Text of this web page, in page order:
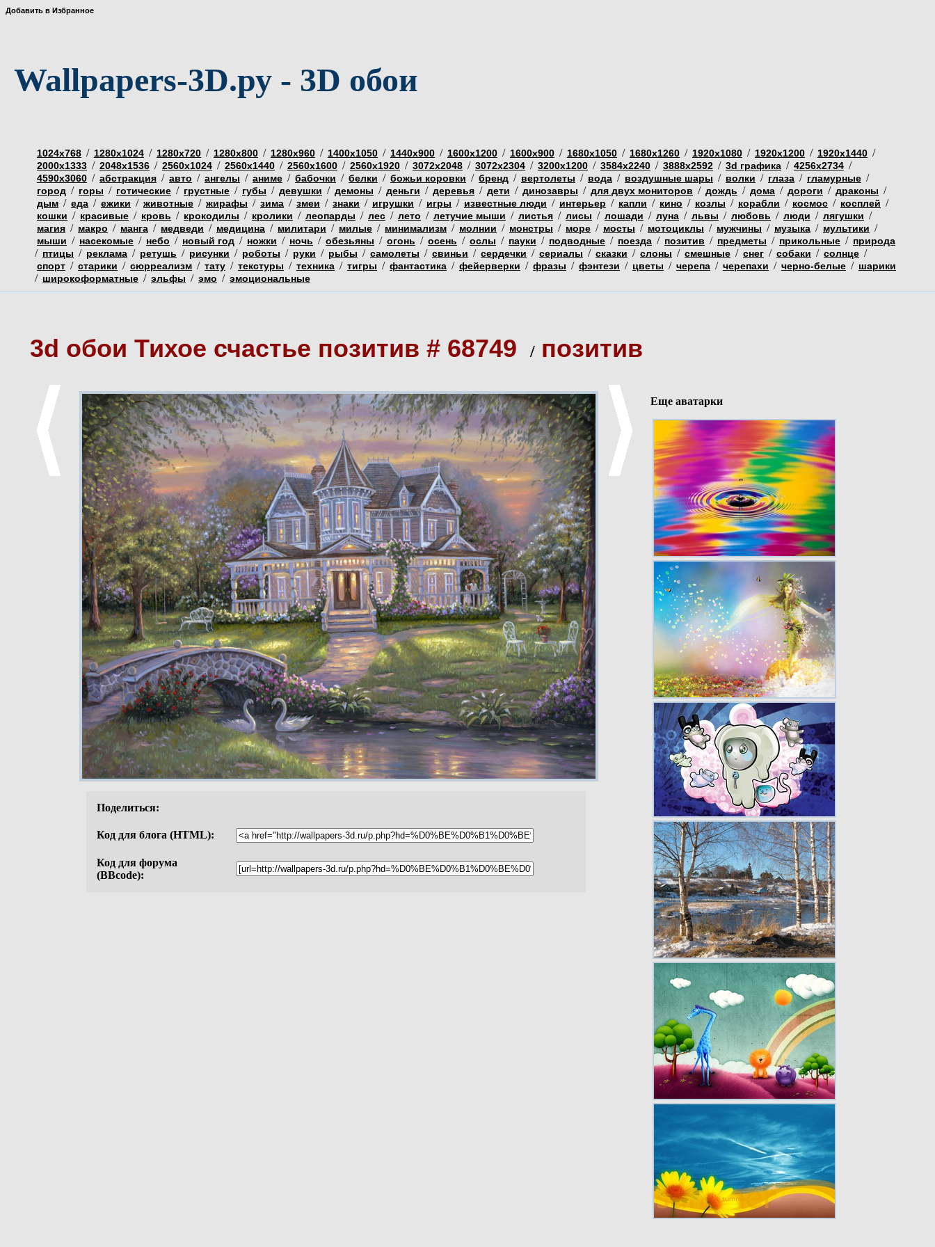
Добавить в Избранное
Wallpapers-3D.ру - 3D обои
1024х768 / 1280х1024 / 1280х720 / 1280х800 / 1280х960 / 1400х1050 / 1440х900 / 1600х1200 / 1600х900 / 1680х1050 / 1680х1260 / 1920х1080 / 1920х1200 / 1920х1440 /
2000х1333 / 2048х1536 / 2560х1024 / 2560х1440 / 2560х1600 / 2560х1920 / 3072х2048 / 3072х2304 / 3200х1200 / 3584х2240 / 3888х2592 / 3d графика / 4256х2734 /
4590х3060 / абстракция / авто / ангелы / аниме / бабочки / белки / божьи коровки / бренд / вертолеты / вода / воздушные шары / волки / глаза / гламурные /
город / горы / готические / грустные / губы / девушки / демоны / деньги / деревья / дети / динозавры / для двух мониторов / дождь / дома / дороги / драконы /
дым / еда / ежики / животные / жирафы / зима / змеи / знаки / игрушки / игры / известные люди / интерьер / капли / кино / козлы / корабли / космос / косплей /
кошки / красивые / кровь / крокодилы / кролики / леопарды / лес / лето / летучие мыши / листья / лисы / лошади / луна / львы / любовь / люди / лягушки /
магия / макро / манга / медведи / медицина / милитари / милые / минимализм / молнии / монстры / море / мосты / мотоциклы / мужчины / музыка / мультики /
мыши / насекомые / небо / новый год / ножки / ночь / обезьяны / огонь / осень / ослы / пауки / подводные / поезда / позитив / предметы / прикольные / природа
/ птицы / реклама / ретушь / рисунки / роботы / руки / рыбы / самолеты / свиньи / сердечки / сериалы / сказки / слоны / смешные / снег / собаки / солнце /
спорт / старики / сюрреализм / тату / текстуры / техника / тигры / фантастика / фейерверки / фразы / фэнтези / цветы / черепа / черепахи / черно-белые / шарики
/ широкоформатные / эльфы / эмо / эмоциональные
3d обои Тихое счастье позитив # 68749 / позитив
Поделиться:
Код для блога (HTML):
Код для форума
(BBcode):
Еще аватарки